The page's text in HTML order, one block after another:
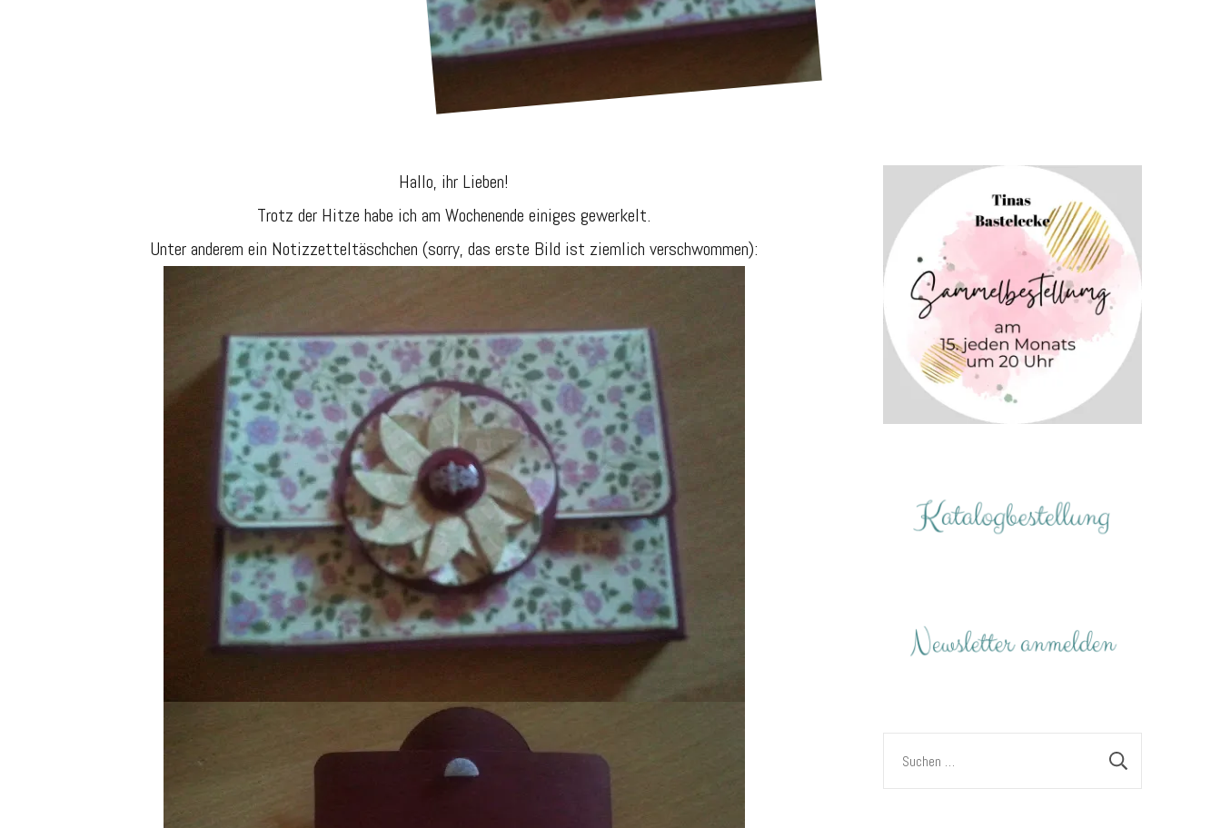
Hallo, ihr Lieben!
Trotz der Hitze habe ich am Wochenende einiges gewerkelt.
Unter anderem ein Notizzetteltäschchen (sorry, das erste Bild ist ziemlich verschwommen):